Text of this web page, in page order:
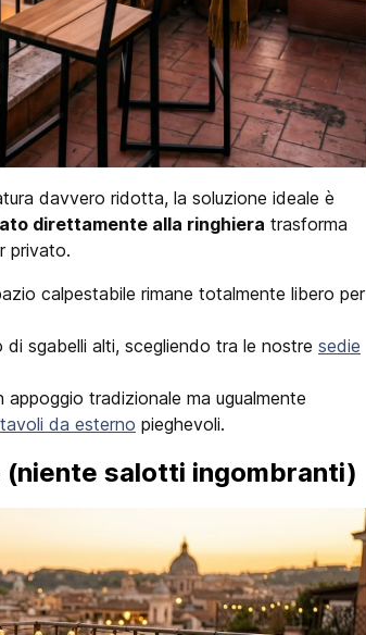
davvero ridotta, la soluzione ideale è
direttamente alla ringhiera trasforma
privato.
calpestabile rimane totalmente libero per
sgabelli alti, scegliendo tra le nostre sedie
appoggio tradizionale ma ugualmente
tavoli da esterno pieghevoli.
(niente salotti ingombranti)